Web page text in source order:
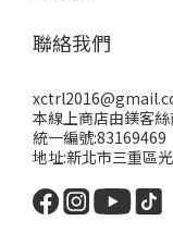
聯絡我們
本線上商店由鎂客
統一編號:83169469
地址:新北市三重區